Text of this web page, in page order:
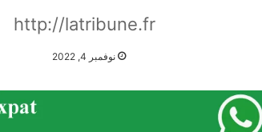
http://latribune.fr
نوفمبر 4, 2022